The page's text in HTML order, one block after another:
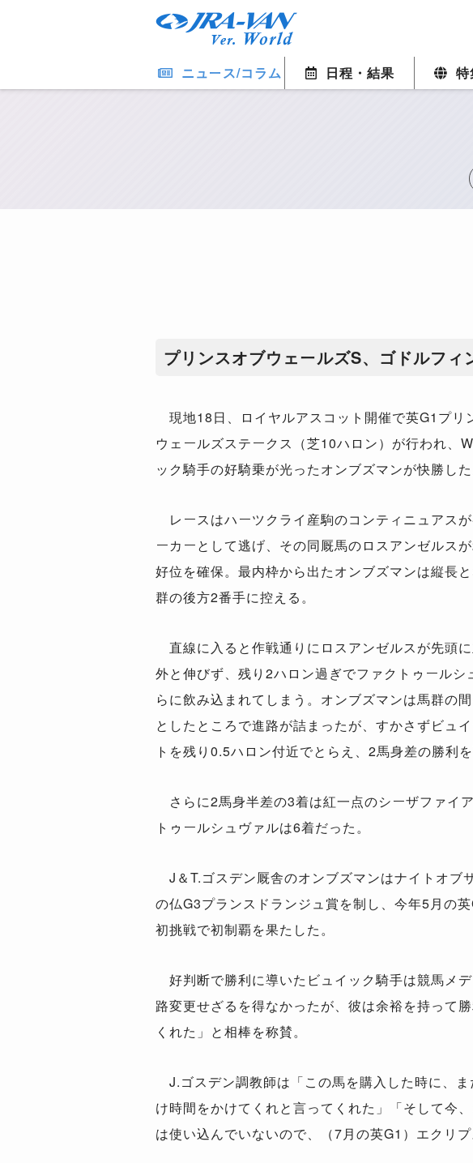
ニュース/コラム 日程・結果 特
プリンスオブウェールズS、ゴドルフ
現地18日、ロイヤルアスコット開催で英G1プリ
ウェールズステークス（芝10ハロン）が行われ、
ック騎手の好騎乗が光ったオンブズマンが快勝した
レースはハーツクライ産駒のコンティニュアス
ーカーとして逃げ、その同厩馬のロスアンゼルス
好位を確保。最内枠から出たオンブズマンは縦長
群の後方2番手に控える。
直線に入ると作戦通りにロスアンゼルスが先頭
外と伸びず、残り2ハロン過ぎでファクトゥールシ
らに飲み込まれてしまう。オンブズマンは馬群の
としたところで進路が詰まったが、すかさずビュ
トを残り0.5ハロン付近でとらえ、2馬身差の勝利を
さらに2馬身半差の3着は紅一点のシーザファイ
トゥールシュヴァルは6着だった。
J＆T.ゴスデン厩舎のオンブズマンはナイトオブ
の仏G3プランスドランジュ賞を制し、今年5月の
初挑戦で初制覇を果たした。
好判断で勝利に導いたビュイック騎手は競馬メ
路変更せざるを得なかったが、彼は余裕を持って
くれた」と相棒を称賛。
J.ゴスデン調教師は「この馬を購入した時に、
け時間をかけてくれと言ってくれた」「そして今
は使い込んでいないので、（7月の英G1）エクリ